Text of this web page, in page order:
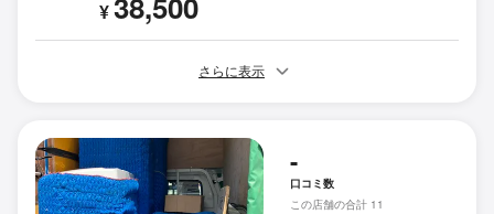
¥
さらに表示
-
口コミ数
この店舗の合計 11